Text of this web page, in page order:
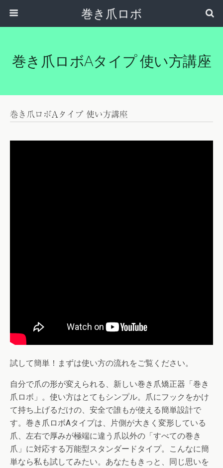
巻き爪ロボ
巻き爪ロボAタイプ 使い方講座
試して簡単！まずは使い方の流れをご覧ください。
自分で爪の形が変えられる、新しい巻き爪矯正器「巻き
爪ロボ」。使い方はとてもシンプル。爪にフックをかけ
て持ち上げるだけの、安全で誰もが使える簡単設計で
す。巻き爪ロボAタイプは、片側が大きく変形している
爪、左右で厚みが極端に違う爪以外の「すべての巻き
爪」に対応する万能型スタンダードタイプ。こんなに簡
単なら私も試してみたい。あなたもきっと、同じ思いを